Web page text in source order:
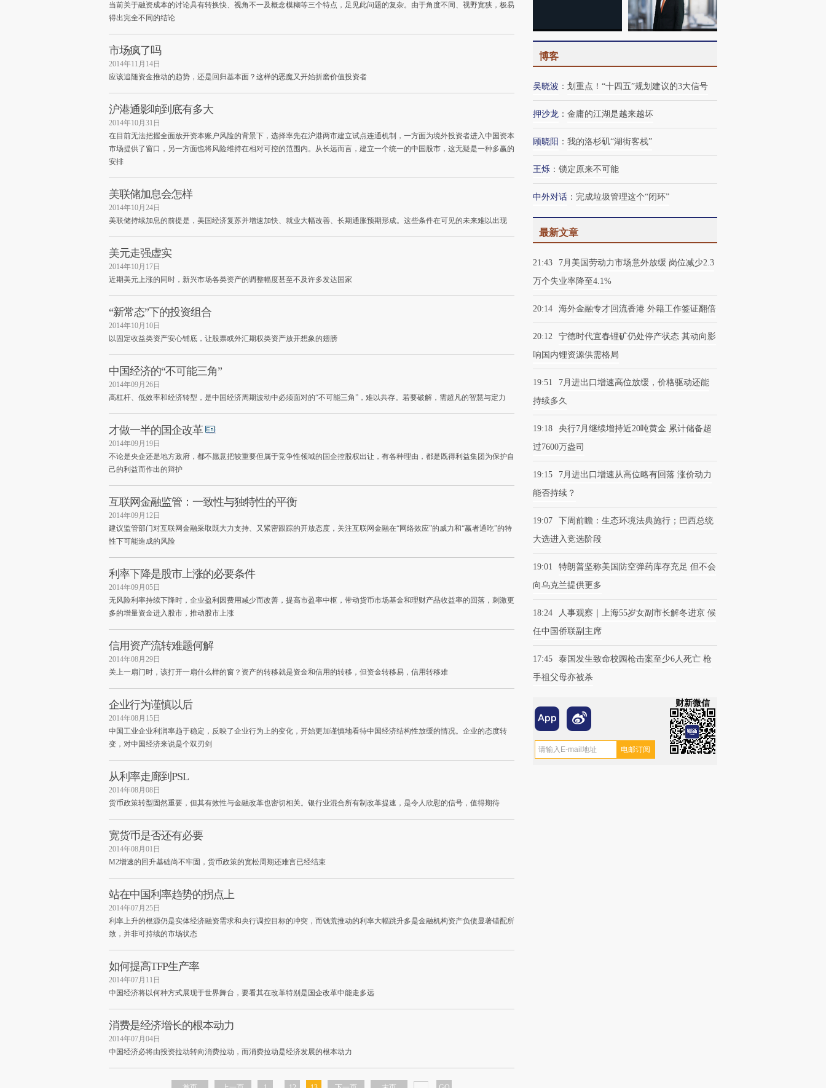
当前关于融资成本的讨论具有转换快、视角不一及概念模糊等三个特点，足见此问题的复杂。由于角度不同、视野宽狭，极易
得出完全不同的结论
市场疯了吗
2014年11月14日
应该追随资金推动的趋势，还是回归基本面？这样的恶魔又开始折磨价值投资者
沪港通影响到底有多大
2014年10月31日
在目前无法把握全面放开资本账户风险的背景下，选择率先在沪港两市建立试点连通机制，一方面为境外投资者进入中国资本
市场提供了窗口，另一方面也将风险维持在相对可控的范围内。从长远而言，建立一个统一的中国股市，这无疑是一种多赢的
安排
美联储加息会怎样
2014年10月24日
美联储持续加息的前提是，美国经济复苏并增速加快、就业大幅改善、长期通胀预期形成。这些条件在可见的未来难以出现
美元走强虚实
2014年10月17日
近期美元上涨的同时，新兴市场各类资产的调整幅度甚至不及许多发达国家
“新常态”下的投资组合
2014年10月10日
以固定收益类资产安心铺底，让股票或外汇期权类资产放开想象的翅膀
中国经济的“不可能三角”
2014年09月26日
高杠杆、低效率和经济转型，是中国经济周期波动中必须面对的“不可能三角”，难以共存。若要破解，需超凡的智慧与定力
才做一半的国企改革
2014年09月19日
不论是央企还是地方政府，都不愿意把较重要但属于竞争性领域的国企控股权出让，有各种理由，都是既得利益集团为保护自
己的利益而作出的辩护
互联网金融监管：一致性与独特性的平衡
2014年09月12日
建议监管部门对互联网金融采取既大力支持、又紧密跟踪的开放态度，关注互联网金融在“网络效应”的威力和“赢者通吃”的特
性下可能造成的风险
利率下降是股市上涨的必要条件
2014年09月05日
无风险利率持续下降时，企业盈利因费用减少而改善，提高市盈率中枢，带动货币市场基金和理财产品收益率的回落，刺激更
多的增量资金进入股市，推动股市上涨
信用资产流转难题何解
2014年08月29日
关上一扇门时，该打开一扇什么样的窗？资产的转移就是资金和信用的转移，但资金转移易，信用转移难
企业行为谨慎以后
2014年08月15日
中国工业企业利润率趋于稳定，反映了企业行为上的变化，开始更加谨慎地看待中国经济结构性放缓的情况。企业的态度转
变，对中国经济来说是个双刃剑
从利率走廊到PSL
2014年08月08日
货币政策转型固然重要，但其有效性与金融改革也密切相关。银行业混合所有制改革提速，是令人欣慰的信号，值得期待
宽货币是否还有必要
2014年08月01日
M2增速的回升基础尚不牢固，货币政策的宽松周期还难言已经结束
站在中国利率趋势的拐点上
2014年07月25日
利率上升的根源仍是实体经济融资需求和央行调控目标的冲突，而钱荒推动的利率大幅跳升多是金融机构资产负债显著错配所
致，并非可持续的市场状态
如何提高TFP生产率
2014年07月11日
中国经济将以何种方式展现于世界舞台，要看其在改革特别是国企改革中能走多远
消费是经济增长的根本动力
2014年07月04日
中国经济必将由投资拉动转向消费拉动，而消费拉动是经济发展的根本动力
博客
吴晓波 ： 划重点！“十四五”规划建议的3大信号
押沙龙 ： 金庸的江湖是越来越坏
顾晓阳 ： 我的洛杉矶“湖街客栈”
王烁 ： 锁定原来不可能
中外对话 ： 完成垃圾管理这个“闭环”
最新文章
21:43
7月美国劳动力市场意外放缓 岗位减少2.3
万个失业率降至4.1%
20:14 海外金融专才回流香港 外籍工作签证翻倍
20:12
宁德时代宜春锂矿仍处停产状态 其动向影
响国内锂资源供需格局
19:51
7月进出口增速高位放缓，价格驱动还能
持续多久
19:18
央行7月继续增持近20吨黄金 累计储备超
过7600万盎司
19:15
7月进出口增速从高位略有回落 涨价动力
能否持续？
19:07
下周前瞻：生态环境法典施行；巴西总统
大选进入竞选阶段
19:01
特朗普坚称美国防空弹药库存充足 但不会
向乌克兰提供更多
18:24
人事观察｜上海55岁女副市长解冬进京 候
任中国侨联副主席
17:45
泰国发生致命校园枪击案至少6人死亡 枪
手祖父母亦被杀
财新微信